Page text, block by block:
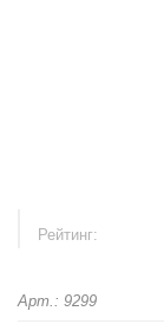
Рейтинг:
Арт.: 9299